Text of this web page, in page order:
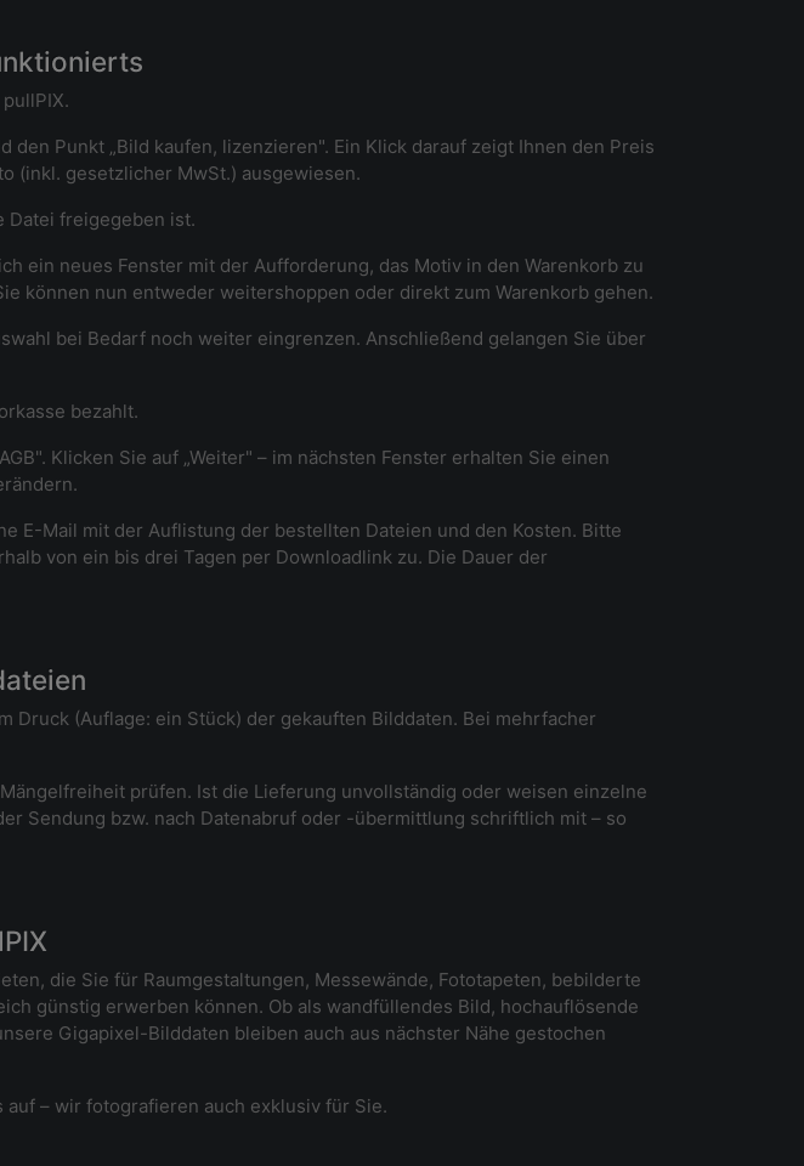
Punkt „Bild kaufen, lizenzieren". Ein Klick darauf zeigt Ihnen den Preis
(inkl. gesetzlicher MwSt.) ausgewiesen.
Datei freigegeben ist.
ein neues Fenster mit der Aufforderung, das Motiv in den Warenkorb zu
können nun entweder weitershoppen oder direkt zum Warenkorb gehen.
bei Bedarf noch weiter eingrenzen. Anschließend gelangen Sie über
bezahlt.
Klicken Sie auf „Weiter" – im nächsten Fenster erhalten Sie einen
E-Mail mit der Auflistung der bestellten Dateien und den Kosten. Bitte
von ein bis drei Tagen per Downloadlink zu. Die Dauer der
Druck (Auflage: ein Stück) der gekauften Bilddaten. Bei mehrfacher
prüfen. Ist die Lieferung unvollständig oder weisen einzelne
Sendung bzw. nach Datenabruf oder -übermittlung schriftlich mit – so
die Sie für Raumgestaltungen, Messewände, Fototapeten, bebilderte
günstig erwerben können. Ob als wandfüllendes Bild, hochauflösende
Gigapixel-Bilddaten bleiben auch aus nächster Nähe gestochen
– wir fotografieren auch exklusiv für Sie.